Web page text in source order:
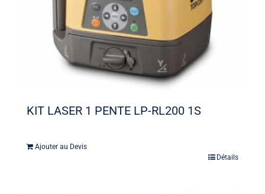
KIT LASER 1 PENTE LP-RL200 1S
Ajouter au Devis
Détails